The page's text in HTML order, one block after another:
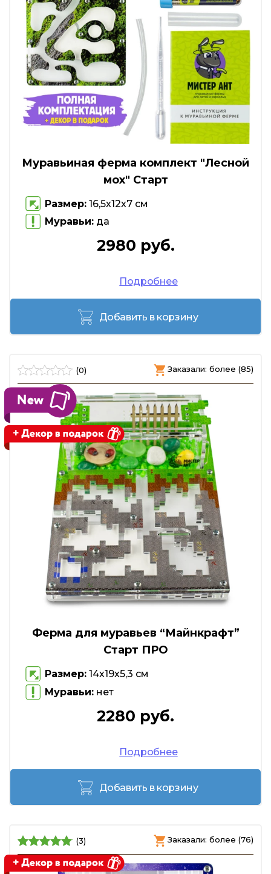
Муравьиная ферма комплект "Лесной
мох" Старт
Размер: 16,5х12х7 см
Муравьи: да
2980 руб.
Подробнее
Добавить в корзину
(0) Заказали: более (85)
Ферма для муравьев “Майнкрафт”
Старт ПРО
Размер: 14х19х5,3 см
Муравьи: нет
2280 руб.
Подробнее
Добавить в корзину
(3) Заказали: более (76)